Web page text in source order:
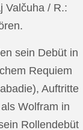
Valčuha / R.:
sein Debüt in
Requiem
Auftritte
Wolfram in
Rollendebüt